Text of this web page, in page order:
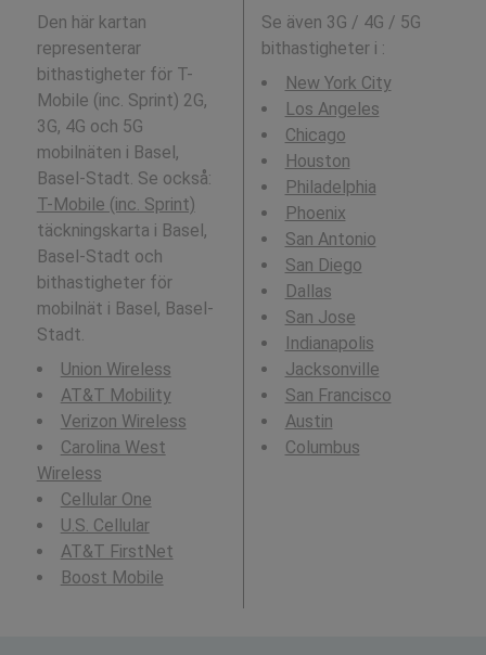
Den här kartan
representerar
bithastigheter för T-
Mobile (inc. Sprint) 2G,
3G, 4G och 5G
mobilnäten i Basel,
Basel-Stadt. Se också:
T-Mobile (inc. Sprint)
täckningskarta i Basel,
Basel-Stadt och
bithastigheter för
mobilnät i Basel, Basel-
Stadt.
Union Wireless
AT&T Mobility
Verizon Wireless
Carolina West
Wireless
Cellular One
U.S. Cellular
AT&T FirstNet
Boost Mobile
Se även 3G / 4G / 5G
bithastigheter i :
New York City
Los Angeles
Chicago
Houston
Philadelphia
Phoenix
San Antonio
San Diego
Dallas
San Jose
Indianapolis
Jacksonville
San Francisco
Austin
Columbus